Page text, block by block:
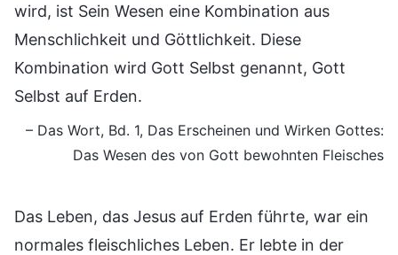
wird, ist Sein Wesen eine Kombination aus
Menschlichkeit und Göttlichkeit. Diese
Kombination wird Gott Selbst genannt, Gott
Selbst auf Erden.
– Das Wort, Bd. 1, Das Erscheinen und Wirken Gottes:
Das Wesen des von Gott bewohnten Fleisches
Das Leben, das Jesus auf Erden führte, war ein
normales fleischliches Leben. Er lebte in der